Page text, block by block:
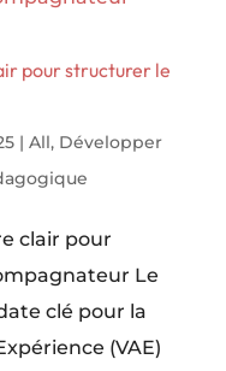
pour structurer le
| All, Développer
clair pour
Le
clé pour la
(VAE)